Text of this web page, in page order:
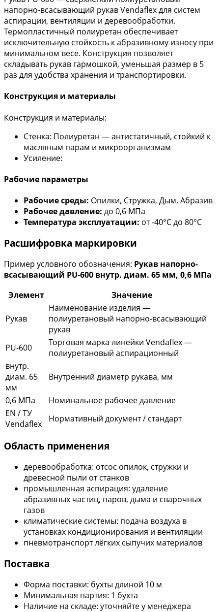
напорно-всасывающий рукав Vendaflex для систем
аспирации, вентиляции и деревообработки.
Термопластичный полиуретан обеспечивает
исключительную стойкость к абразивному износу при
минимальном весе. Конструкция позволяет
складывать рукав гармошкой, уменьшая размер в 5
раз для удобства хранения и транспортировки.
Конструкция и материалы
Конструкция и материалы:
Стенка: Полиуретан — антистатичный, стойкий к
масляным парам и микроорганизмам
Усиление:
Рабочие параметры
Рабочие среды: Опилки, Стружка, Дым, Абразив
Рабочее давление: до 0,6 МПа
Температура эксплуатации: от -40°С до 80°С
Расшифровка маркировки
Пример условного обозначения: Рукав напорно-
всасывающий PU-600 внутр. диам. 65 мм, 0,6 МПа
Элемент
Значение
Рукав
Наименование изделия —
полиуретановый напорно-всасывающий
рукав
PU-600
Торговая марка линейки Vendaflex —
полиуретановый аспирационный
внутр.
диам. 65
мм
Внутренний диаметр рукава, мм
0,6 МПа
Номинальное рабочее давление
EN / ТУ
Vendaflex
Нормативный документ / стандарт
Область применения
деревообработка: отсос опилок, стружки и
древесной пыли от станков
промышленная аспирация: удаление
абразивных частиц, паров, дыма и сварочных
газов
климатические системы: подача воздуха в
установках кондиционирования и вентиляции
пневмотранспорт лёгких сыпучих материалов
Поставка
Форма поставки: бухты длиной 10 м
Минимальная партия: 1 бухта
Наличие на складе: уточняйте у менеджера